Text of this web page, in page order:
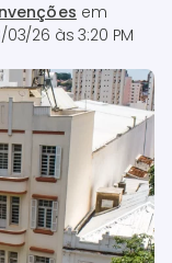
em
03/26 às 3:20 PM